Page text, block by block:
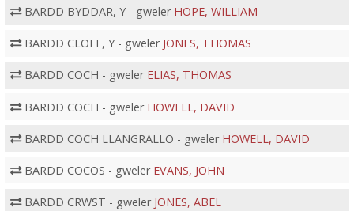
BARDD BYDDAR, Y - gweler HOPE, WILLIAM
BARDD CLOFF, Y - gweler JONES, THOMAS
BARDD COCH - gweler ELIAS, THOMAS
BARDD COCH - gweler HOWELL, DAVID
BARDD COCH LLANGRALLO - gweler HOWELL, DAVID
BARDD COCOS - gweler EVANS, JOHN
BARDD CRWST - gweler JONES, ABEL